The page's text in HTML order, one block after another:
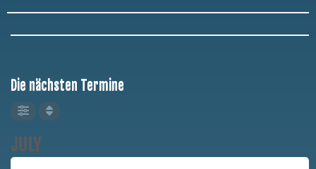
Die nächsten Termine
JULY